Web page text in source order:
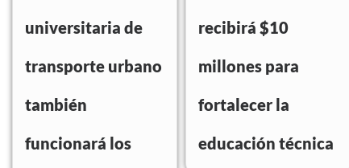
universitaria de
transporte urbano
también
funcionará los
recibirá $10
millones para
fortalecer la
educación técnica